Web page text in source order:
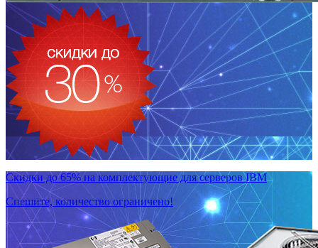
Скидки до 65% на комплектующие для серверов IBM
Спешите, количество ограничено!